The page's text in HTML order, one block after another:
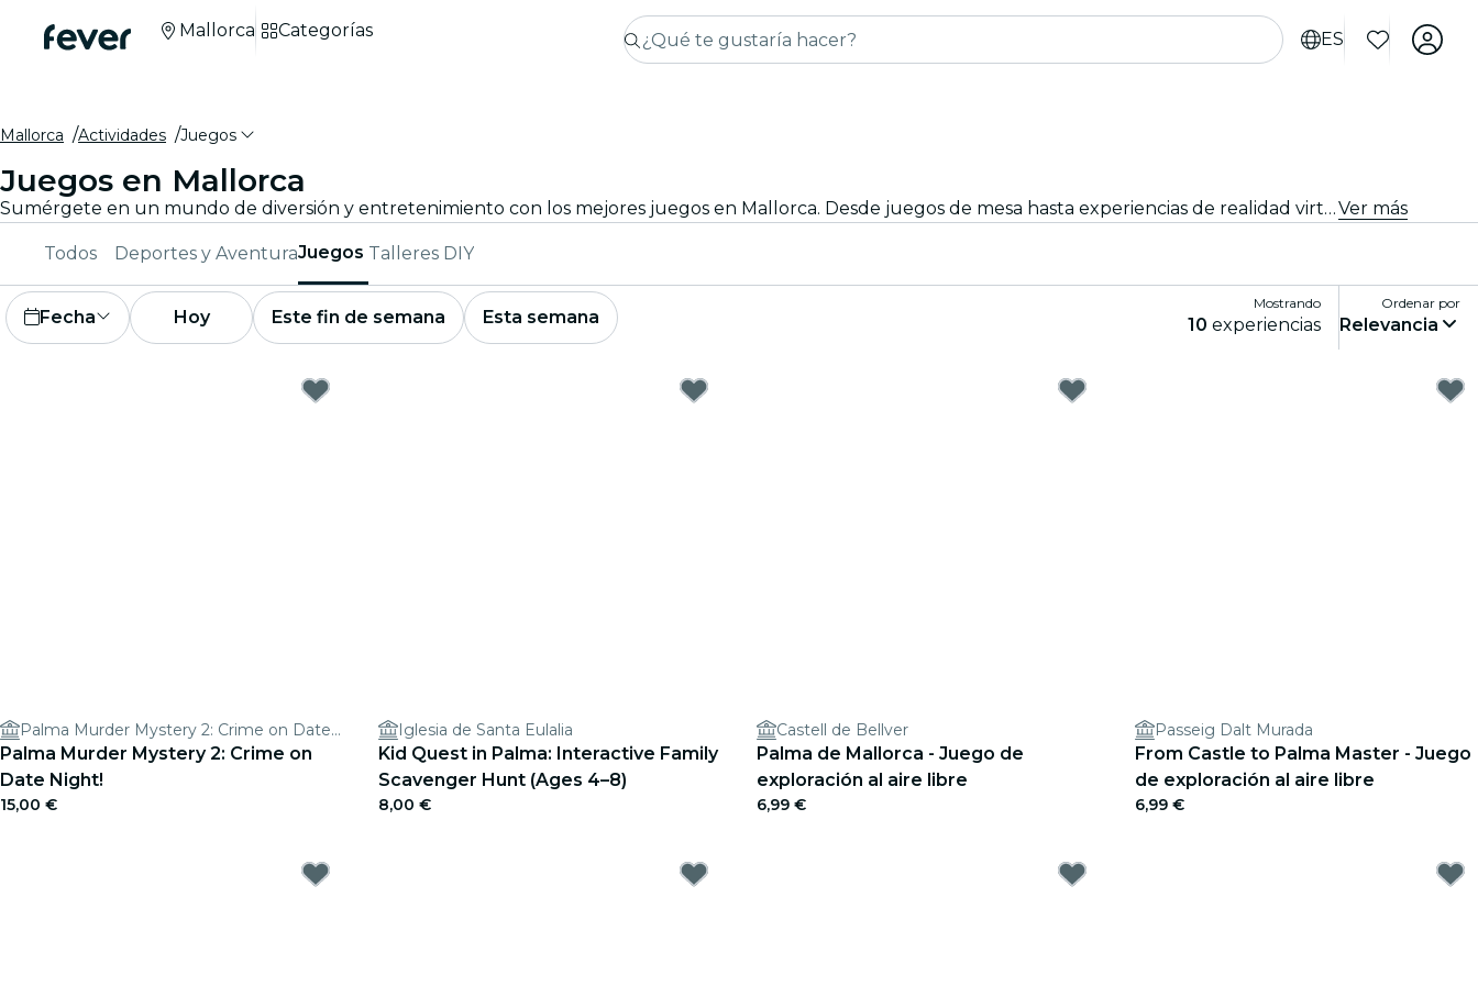
ES
Mallorca Categorías
Mallorca Actividades Juegos
Juegos en Mallorca
Sumérgete en un mundo de diversión y entretenimiento con los mejores juegos en Mallorca. Desde juegos de mesa hasta experiencias de realidad virtual, hay algo para que todos disfruten.Ver más
Todos Deportes y AventuraJuegos Talleres DIY
Fecha Hoy Este fin de semana Esta semana
Mostrando
10 experiencias
Ordenar por
Relevancia
Palma Murder Mystery 2: Crime on Date Night!
Palma Murder Mystery 2: Crime on
Date Night!
15,00 €
Iglesia de Santa Eulalia
Kid Quest in Palma: Interactive Family
Scavenger Hunt (Ages 4–8)
8,00 €
Castell de Bellver
Palma de Mallorca - Juego de
exploración al aire libre
6,99 €
Passeig Dalt Murada
From Castle to Palma Master - Juego
de exploración al aire libre
6,99 €